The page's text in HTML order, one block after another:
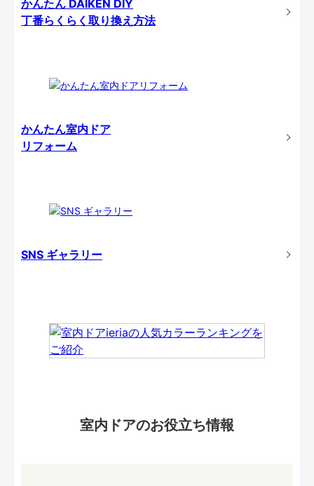
かんたん DAIKEN DIY
丁番らくらく取り換え方法
かんたん室内ドア
リフォーム
SNS ギャラリー
室内ドアのお役立ち情報